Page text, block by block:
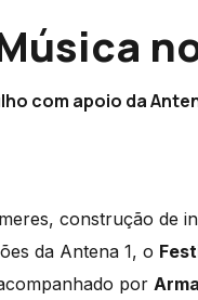
com apoio da
construção de
da Antena 1, o
por